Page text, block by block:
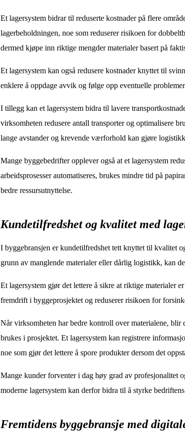
Et lagersystem bidrar til reduserte kostnader på flere
lagerbeholdningen, noe som reduserer risikoen for
dermed kjøpe inn riktige mengder materialer basert på
Et lagersystem kan også redusere kostnader knyttet til
enklere å oppdage avvik og følge opp eventuelle
I tillegg kan et lagersystem bidra til lavere
virksomheten redusere antall transporter og optimalisere
lange avstander og krevende værforhold kan gjøre
Mange byggebedrifter opplever også at et lagersystem
arbeidsprosesser automatiseres, brukes mindre tid på
bedre ressursutnyttelse.
Kundetilfredshet og kvalitet med
I byggebransjen er kundetilfredshet tett knyttet til kvalitet
grunn av manglende materialer eller dårlig logistikk, kan
Et lagersystem gjør det lettere å sikre at riktige materialer
fremdrift i byggeprosjektet og reduserer risikoen for
Når virksomheten har bedre kontroll over materialene, blir
brukes i prosjektet. Et lagersystem kan registrere
noe som gjør det lettere å spore produkter dersom det
Mange kunder forventer i dag høy grad av profesjonalitet
moderne lagersystem kan derfor bidra til å styrke
Fremtidens byggebransje med